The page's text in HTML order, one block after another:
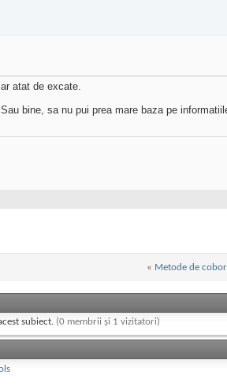
atat de excate.
bine, sa nu pui prea mare baza pe
« Metode de
subiect. (0 membrii și 1 vizitatori)